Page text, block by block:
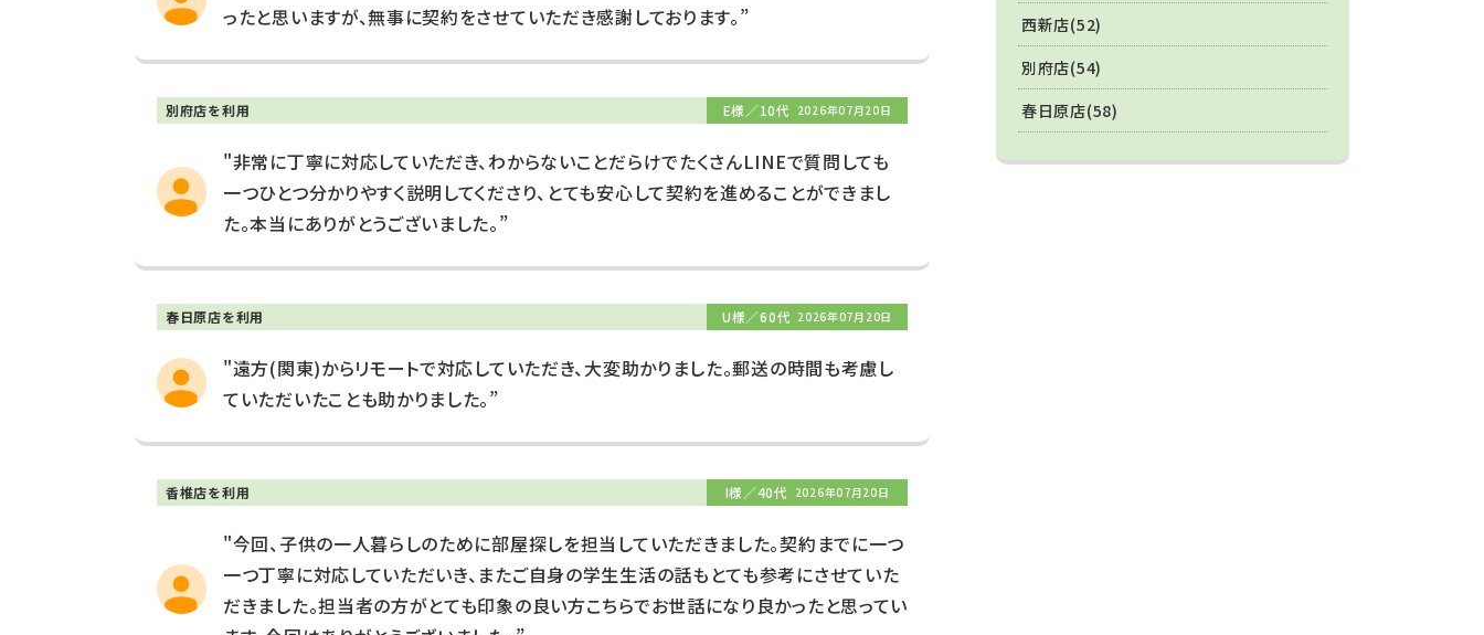
ったと思いますが、無事に契約をさせていただき感謝しております。”
別府店を利用 E様／10代 2026年07月20日
"非常に丁寧に対応していただき、わからないことだらけでたくさんLINEで質問しても
一つひとつ分かりやすく説明してくださり、とても安心して契約を進めることができまし
た。本当にありがとうございました。”
春日原店を利用 U様／60代 2026年07月20日
"遠方(関東)からリモートで対応していただき、大変助かりました。郵送の時間も考慮し
ていただいたことも助かりました。”
香椎店を利用 I様／40代 2026年07月20日
"今回、子供の一人暮らしのために部屋探しを担当していただきました。契約までに一つ
一つ丁寧に対応していただいき、またご自身の学生生活の話もとても参考にさせていた
だきました。担当者の方がとても印象の良い方こちらでお世話になり良かったと思ってい
西新店(52)
別府店(54)
春日原店(58)